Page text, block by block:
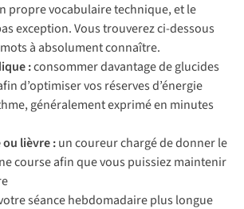
propre vocabulaire technique, et le
exception. Vous trouverez ci-dessous
à absolument connaître.
:consommer davantage de glucides
d’optimiser vos réserves d’énergie
généralement exprimé en minutes
lièvre :un coureur chargé de donner le
course afin que vous puissiez maintenir
séance hebdomadaire plus longue